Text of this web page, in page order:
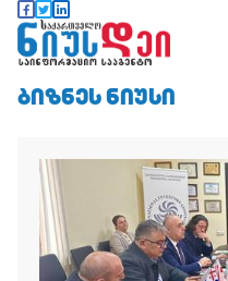
ᲑᲘᲖᲜᲔᲡ ᲜᲘᲣᲡᲘ